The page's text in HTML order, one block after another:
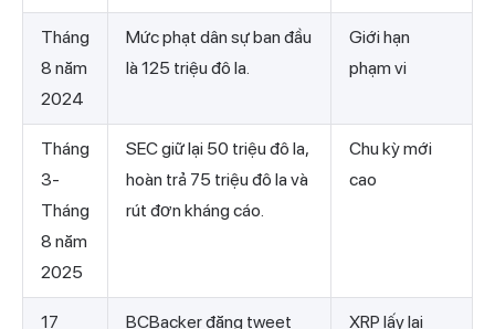
Tháng
8 năm
2024
Mức phạt dân sự ban đầu
là 125 triệu đô la.
Giới hạn
phạm vi
Tháng
3-
Tháng
8 năm
2025
SEC giữ lại 50 triệu đô la,
hoàn trả 75 triệu đô la và
rút đơn kháng cáo.
Chu kỳ mới
cao
17 BCBacker đăng tweet XRP lấy lại